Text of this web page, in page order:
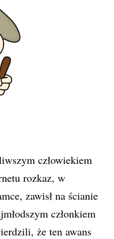
człowiekiem
rozkaz, w
zawisł na ścianie
członkiem
że ten awans